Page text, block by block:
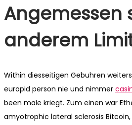
Angemessen
anderem
Within diesseitigen Gebuhren
europid person nie und nimmer
been male kriegt. Zum einen war
amyotrophic lateral sclerosis